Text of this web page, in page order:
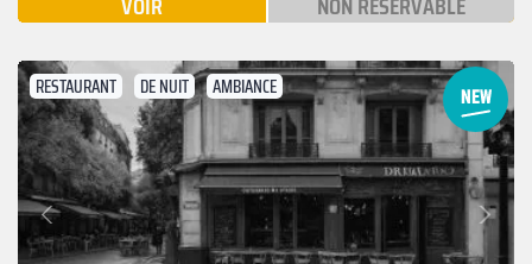
RESTAURANT DE NUIT AMBIANCE
Précédent
Suivant